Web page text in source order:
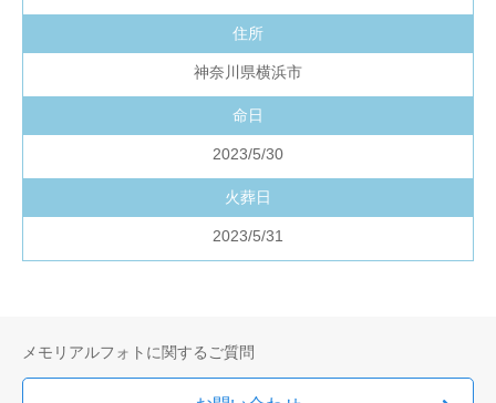
住所
神奈川県横浜市
命日
2023/5/30
火葬日
2023/5/31
メモリアルフォトに関するご質問